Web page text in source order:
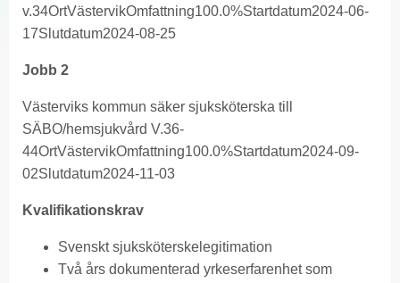
v.34OrtVästervikOmfattning100.0%Startdatum2024-06-
17Slutdatum2024-08-25
Jobb 2
Västerviks kommun säker sjuksköterska till
SÄBO/hemsjukvård V.36-
44OrtVästervikOmfattning100.0%Startdatum2024-09-
02Slutdatum2024-11-03
Kvalifikationskrav
Svenskt sjuksköterskelegitimation
Två års dokumenterad yrkeserfarenhet som